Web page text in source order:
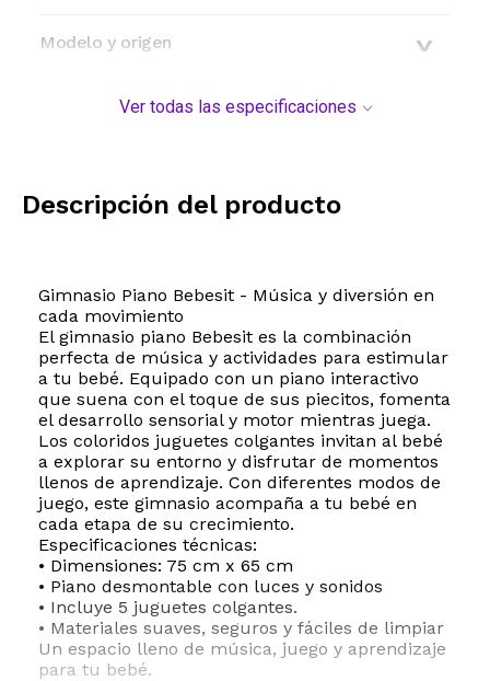
Modelo y origen
Ver todas las especificaciones
Descripción del producto
Gimnasio Piano Bebesit - Música y diversión en
cada movimiento
El gimnasio piano Bebesit es la combinación
perfecta de música y actividades para estimular
a tu bebé. Equipado con un piano interactivo
que suena con el toque de sus piecitos, fomenta
el desarrollo sensorial y motor mientras juega.
Los coloridos juguetes colgantes invitan al bebé
a explorar su entorno y disfrutar de momentos
llenos de aprendizaje. Con diferentes modos de
juego, este gimnasio acompaña a tu bebé en
cada etapa de su crecimiento.
Especificaciones técnicas:
• Dimensiones: 75 cm x 65 cm
• Piano desmontable con luces y sonidos
• Incluye 5 juguetes colgantes.
• Materiales suaves, seguros y fáciles de limpiar
Un espacio lleno de música, juego y aprendizaje
para tu bebé.